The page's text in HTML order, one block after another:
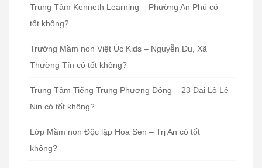
Trung Tâm Kenneth Learning – Phường An Phú có
tốt không?
Trường Mầm non Việt Úc Kids – Nguyễn Du, Xã
Thường Tín có tốt không?
Trung Tâm Tiếng Trung Phương Đông – 23 Đại Lộ Lê
Nin có tốt không?
Lớp Mầm non Độc lập Hoa Sen – Trị An có tốt
không?